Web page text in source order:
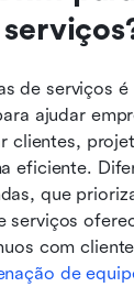
de serviços é
ajudar
clientes,
eficiente.
que
serviços
com
de